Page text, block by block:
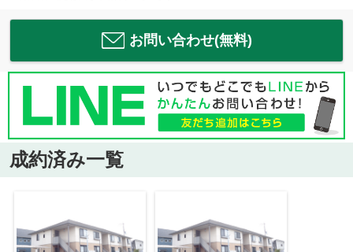
お問い合わせ(無料)
成約済み一覧